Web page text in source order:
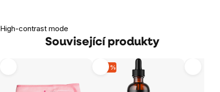
High-contrast mode
Související produkty
-20 %